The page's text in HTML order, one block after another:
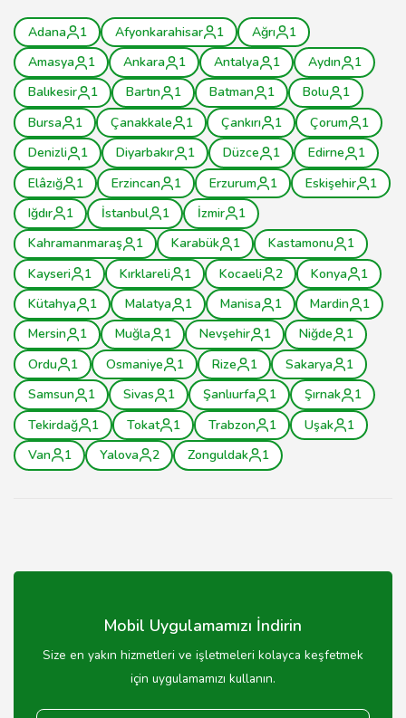
Adana 1 Afyonkarahisar 1 Ağrı
1
Amasya
1 Ankara 1 Antalya 1 Aydın
1
Balıkesir
1 Bartın 1 Batman 1 Bolu
1
Bursa
1 Çanakkale 1 Çankırı 1 Çorum
1
Denizli
1 Diyarbakır 1 Düzce 1 Edirne
1
Elâzığ
1 Erzincan 1 Erzurum 1 Eskişehir
1
Iğdır
1 İstanbul 1 İzmir
1
Kahramanmaraş
1 Karabük 1 Kastamonu
1
Kayseri
1 Kırklareli 1 Kocaeli 2 Konya
1
Kütahya
1 Malatya 1 Manisa 1 Mardin
1
Mersin
1 Muğla 1 Nevşehir 1 Niğde
1
Ordu
1 Osmaniye 1 Rize 1 Sakarya
1
Samsun
1 Sivas 1 Şanlıurfa 1 Şırnak
1
Tekirdağ
1 Tokat 1 Trabzon 1 Uşak
1
Van
1 Yalova 2 Zonguldak 1
Mobil Uygulamamızı İndirin
Size en yakın hizmetleri ve işletmeleri kolayca keşfetmek
için uygulamamızı kullanın.